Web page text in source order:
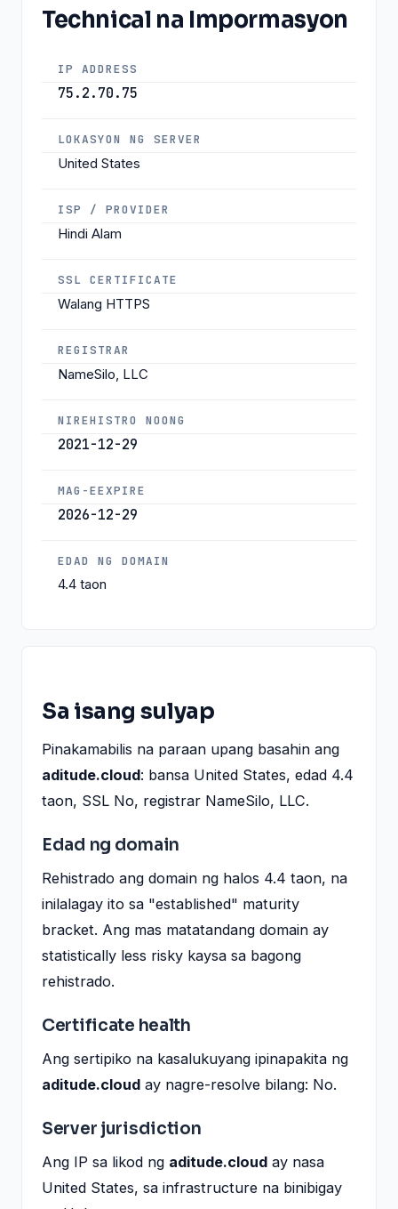
Technical na Impormasyon
IP ADDRESS
75.2.70.75
LOKASYON NG SERVER
United States
ISP / PROVIDER
Hindi Alam
SSL CERTIFICATE
Walang HTTPS
REGISTRAR
NameSilo, LLC
NIREHISTRO NOONG
2021-12-29
MAG-EEXPIRE
2026-12-29
EDAD NG DOMAIN
4.4 taon
Sa isang sulyap
Pinakamabilis na paraan upang basahin ang
aditude.cloud: bansa United States, edad 4.4
taon, SSL No, registrar NameSilo, LLC.
Edad ng domain
Rehistrado ang domain ng halos 4.4 taon, na
inilalagay ito sa "established" maturity
bracket. Ang mas matatandang domain ay
statistically less risky kaysa sa bagong
rehistrado.
Certificate health
Ang sertipiko na kasalukuyang ipinapakita ng
aditude.cloud ay nagre-resolve bilang: No.
Server jurisdiction
Ang IP sa likod ng aditude.cloud ay nasa
United States, sa infrastructure na binibigay